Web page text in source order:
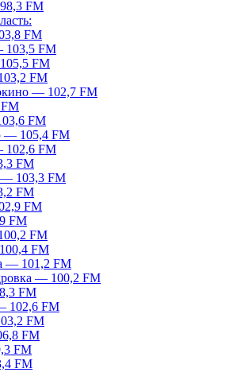
FM
FM
FM
FM
FM
— 102,7 FM
FM
— 105,4 FM
102,6 FM
FM
— 103,3 FM
FM
FM
FM
FM
FM
— 101,2 FM
— 100,2 FM
FM
102,6 FM
FM
FM
FM
FM